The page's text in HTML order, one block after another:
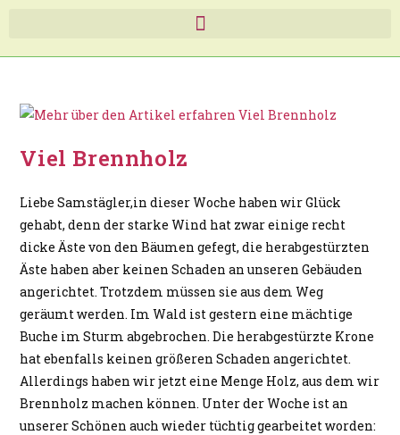
Viel Brennholz
Liebe Samstägler,in dieser Woche haben wir Glück
gehabt, denn der starke Wind hat zwar einige recht
dicke Äste von den Bäumen gefegt, die herabgestürzten
Äste haben aber keinen Schaden an unseren Gebäuden
angerichtet. Trotzdem müssen sie aus dem Weg
geräumt werden. Im Wald ist gestern eine mächtige
Buche im Sturm abgebrochen. Die herabgestürzte Krone
hat ebenfalls keinen größeren Schaden angerichtet.
Allerdings haben wir jetzt eine Menge Holz, aus dem wir
Brennholz machen können. Unter der Woche ist an
unserer Schönen auch wieder tüchtig gearbeitet worden: